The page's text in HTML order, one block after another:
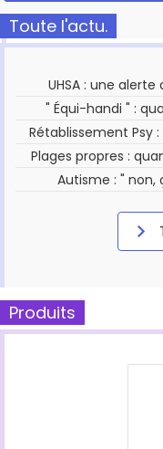
Toute l'actu.
UHSA : une
" Équi-handi " :
Rétablissement Psy
Plages propres :
Autisme : " non,
Produits